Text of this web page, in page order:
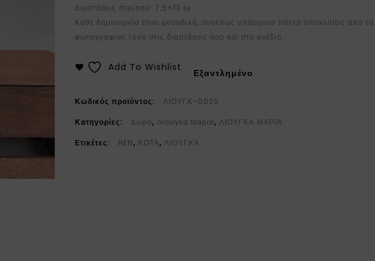
Διαστάσεις περίπου: 7,5×13 εκ
Κάθε δημιουργία είναι μοναδική, συνεπώς υπάρχουν πάντα αποκλίσεις από το
φωτογραφίας τόσο στις διαστάσεις όσο και στο σχέδιο.
Εξαντλημένο
Add To Wishlist
Κωδικός προϊόντος:
ΛΙΟΥΓΚ-0030
Κατηγορίες:
Δώρο,Λιούγκα Μαρία,ΛΙΟΥΓΚΑ ΜΑΡΙΑ
Ετικέτες:
HEN, ΚΟΤΑ,ΛΙΟΥΓΚΑ